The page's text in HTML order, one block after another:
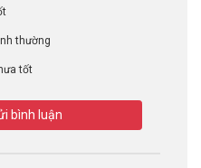
thường
tốt
bình luận